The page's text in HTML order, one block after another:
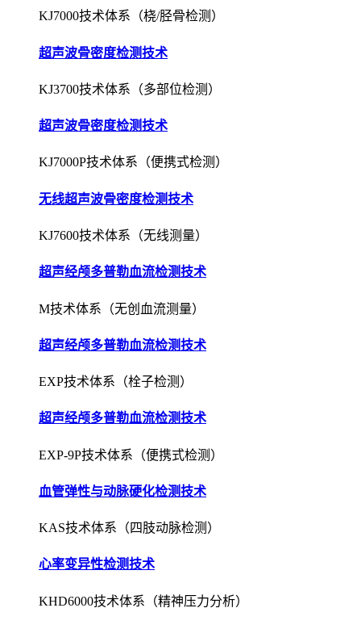
KJ7000技术体系（桡/胫骨检测）
超声波骨密度检测技术
KJ3700技术体系（多部位检测）
超声波骨密度检测技术
KJ7000P技术体系（便携式检测）
无线超声波骨密度检测技术
KJ7600技术体系（无线测量）
超声经颅多普勒血流检测技术
M技术体系（无创血流测量）
超声经颅多普勒血流检测技术
EXP技术体系（栓子检测）
超声经颅多普勒血流检测技术
EXP-9P技术体系（便携式检测）
血管弹性与动脉硬化检测技术
KAS技术体系（四肢动脉检测）
心率变异性检测技术
KHD6000技术体系（精神压力分析）